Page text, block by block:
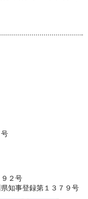
９２号
知事登録第１３７９号